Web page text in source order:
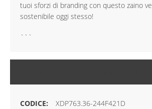
tuoi sforzi di branding con questo zaino
sostenibile oggi stesso!
```
XDP763.36-244F421D